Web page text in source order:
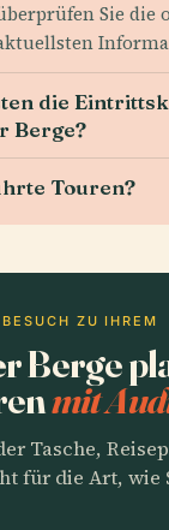
Sie die
die
Berge?
Touren?
ZU IHREM
Berge
mit
Tasche,
für die Art,